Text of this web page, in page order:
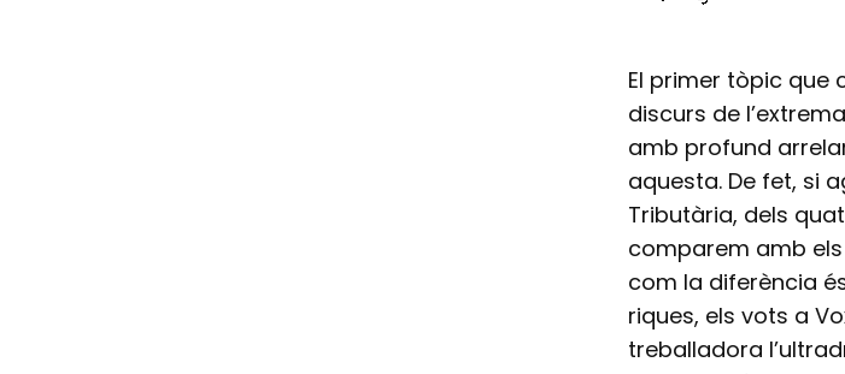
El primer tòpic que
discurs de
amb profund
aquesta. De fet, si
Tributària, dels
comparem amb
com la diferència
riques, els vots a
treballadora